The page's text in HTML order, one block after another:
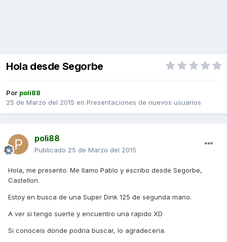
Hola desde Segorbe
Por poli88
25 de Marzo del 2015 en Presentaciones de nuevos usuarios
poli88
Publicado 25 de Marzo del 2015
Hola, me presento. Me llamo Pablo y escribo desde Segorbe,
Castellon.
Estoy en busca de una Super Dink 125 de segunda mano.
A ver si tengo suerte y encuentro una rapido XD
Si conoceis donde podria buscar, lo agradeceria.